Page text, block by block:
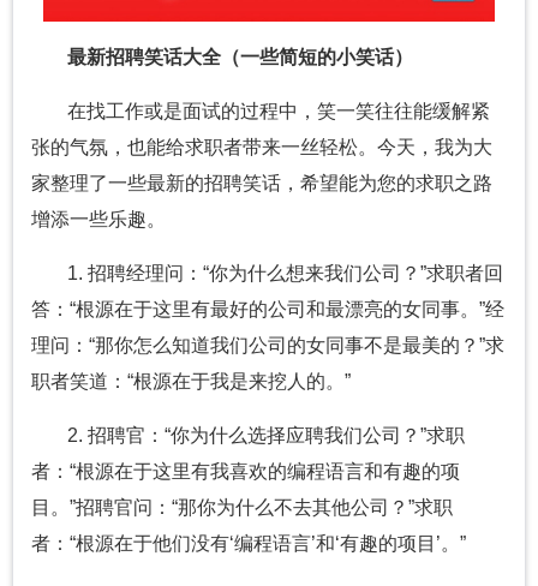
最新招聘笑话大全（一些简短的小笑话）
在找工作或是面试的过程中，笑一笑往往能缓解紧
张的气氛，也能给求职者带来一丝轻松。今天，我为大
家整理了一些最新的招聘笑话，希望能为您的求职之路
增添一些乐趣。
1. 招聘经理问：“你为什么想来我们公司？”求职者回
答：“根源在于这里有最好的公司和最漂亮的女同事。”经
理问：“那你怎么知道我们公司的女同事不是最美的？”求
职者笑道：“根源在于我是来挖人的。”
2. 招聘官：“你为什么选择应聘我们公司？”求职
者：“根源在于这里有我喜欢的编程语言和有趣的项
目。”招聘官问：“那你为什么不去其他公司？”求职
者：“根源在于他们没有‘编程语言’和‘有趣的项目’。”